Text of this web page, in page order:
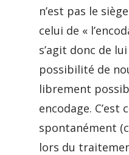
n’est pas le
celui de «
s’agit donc de
possibilité de
librement
encodage. C’est
spontanément
lors du